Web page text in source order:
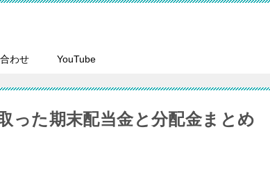
わせ YouTube
った期末配当金と分配金まとめ